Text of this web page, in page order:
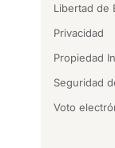
Libertad de
Privacidad
Propiedad
Seguridad
Voto